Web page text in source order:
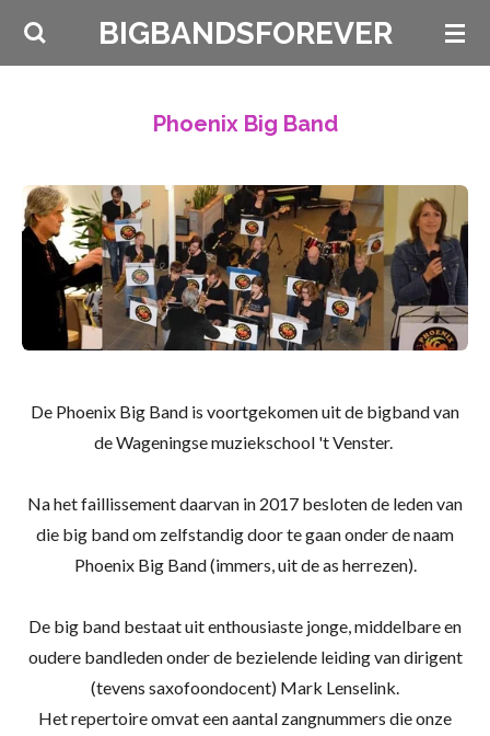
Ga
BIGBANDSFOREVER
Phoenix Big Band
De Phoenix Big Band is voort­gekomen uit de big­band van
de Wage­ningse muziek­school 't Venster.
Na het faillisse­ment daarvan in 2017 besloten de leden van
die big band om zelf­standig door te gaan onder de naam
Phoenix Big Band (immers, uit de as herrezen).
De big band bestaat uit enthousiaste jonge, middel­bare en
oudere band­leden onder de bezielende leiding van dirigent
(tevens saxo­foon­docent) Mark Lenselink.
Het reper­toire omvat een aantal zang­nummers die onze